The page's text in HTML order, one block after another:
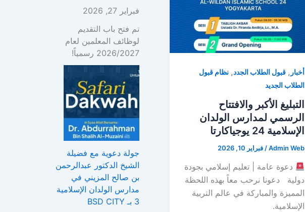
أخبار ,قبول الطلاب الجدد,نظام قبول
الطلاب الجديد
التبليغ الأكبر والافتتاح
الرسمي لمدارس الولدان
الإسلامية 24 يوجياكارتا
Admin Web
/فبراير 10, 2026
دعوة عامة | تعليم إسلامي بجودة
دولية دعونا نرحب معاً بهذه اللحظة
المميزة والمباركة في عالم التربية
الإسلامية.
فبراير 27, 2026
تم فتح باب التقديم
لوظائف المعلمين لعام
2026/2027 رسمياً!
جولة دعوية مع فضيلة
الشيخ الدكتور عبدالرحمن
بن صالح المزيني في
مدارس الولدان الإسلامية
3 بـ BSD CITY